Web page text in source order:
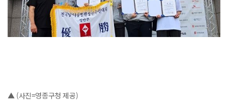
▲ (사진=영종구청 제공)